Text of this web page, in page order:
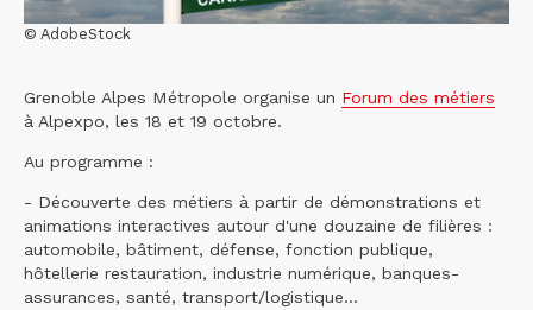
© AdobeStock
Grenoble Alpes Métropole organise un Forum des métiers
à Alpexpo, les 18 et 19 octobre.
Au programme :
- Découverte des métiers à partir de démonstrations et
animations interactives autour d'une douzaine de filières :
automobile, bâtiment, défense, fonction publique,
hôtellerie restauration, industrie numérique, banques-
assurances, santé, transport/logistique...